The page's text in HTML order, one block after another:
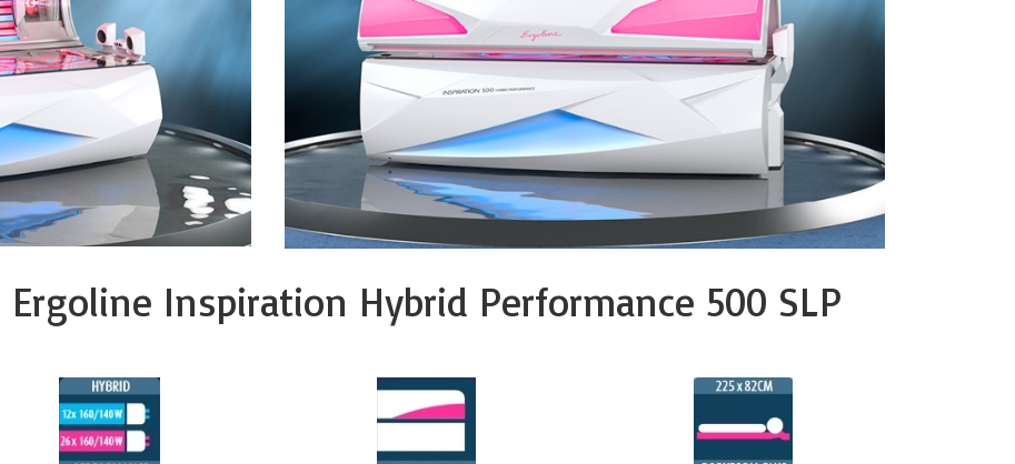
Inspiration Hybrid Performance 500 SLP